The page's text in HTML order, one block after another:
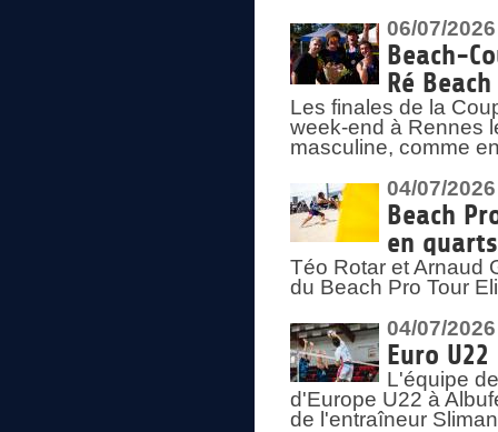
06/07/2026
Beach-
Ré
Les finales de la
week-end à Rennes
masculine, comme
04/07/2026
Beach
en quarts
Téo Rotar et Arnaud
du Beach Pro Tour
04/07/2026
Euro
L'équipe
d'Europe U22 à
de l'entraîneur